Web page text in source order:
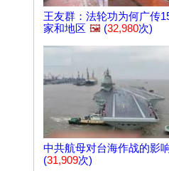
王友群：法轮功为何广传
家和地区 🖼️ (32,980次)
中共航母对台海作战的影
(31,909次)